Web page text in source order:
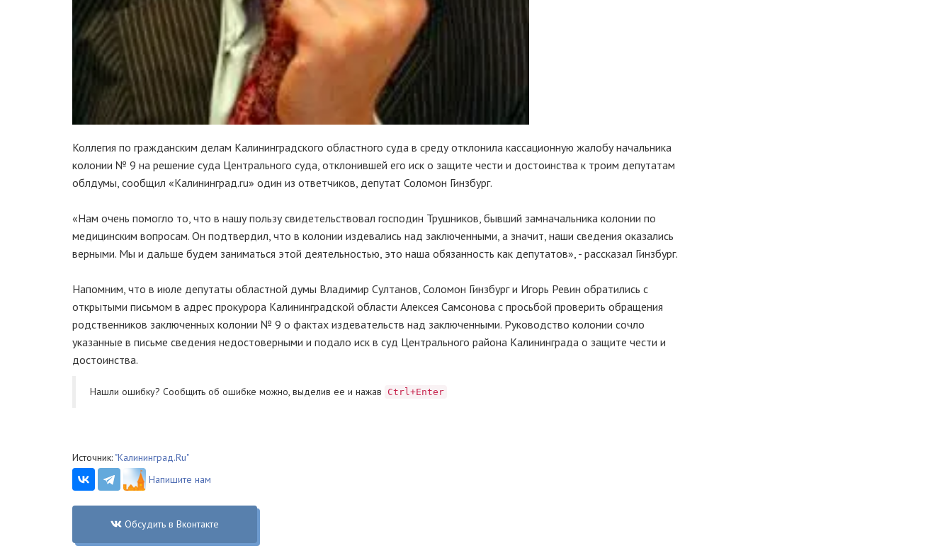
Коллегия по гражданским делам Калининградского областного суда в среду отклонила кассационную жалобу начальника
колонии № 9 на решение суда Центрального суда, отклонившей его иск о защите чести и достоинства к троим депутатам
облдумы, сообщил «Калининград.ru» один из ответчиков, депутат Соломон Гинзбург.
«Нам очень помогло то, что в нашу пользу свидетельствовал господин Трушников, бывший замначальника колонии по
медицинским вопросам. Он подтвердил, что в колонии издевались над заключенными, а значит, наши сведения оказались
верными. Мы и дальше будем заниматься этой деятельностью, это наша обязанность как депутатов», - рассказал Гинзбург.
Напомним, что в июле депутаты областной думы Владимир Султанов, Соломон Гинзбург и Игорь Ревин обратились с
открытыми письмом в адрес прокурора Калининградской области Алексея Самсонова с просьбой проверить обращения
родственников заключенных колонии № 9 о фактах издевательств над заключенными. Руководство колонии сочло
указанные в письме сведения недостоверными и подало иск в суд Центрального района Калининграда о защите чести и
достоинства.
Нашли ошибку? Cообщить об ошибке можно, выделив ее и нажав Ctrl+Enter
Источник: "Калининград.Ru"
Напишите нам
Обсудить в Вконтакте